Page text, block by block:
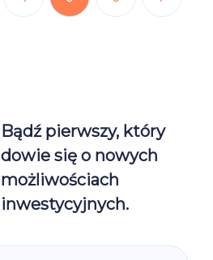
Bądź pierwszy, który
dowie się o nowych
możliwościach
inwestycyjnych.